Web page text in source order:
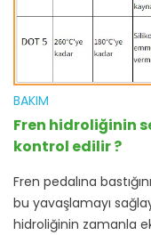
BAKIM
Fren hidroliğinin
kontrol edilir ?
Fren pedalına
bu yavaşlamayı
hidroliğinin zamanla